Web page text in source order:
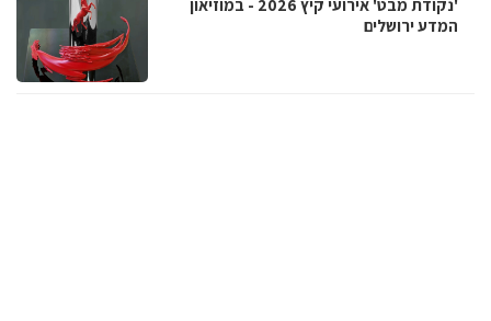
'נקודת מבט' אירועי קיץ 2026 - במוזיאון
המדע ירושלים